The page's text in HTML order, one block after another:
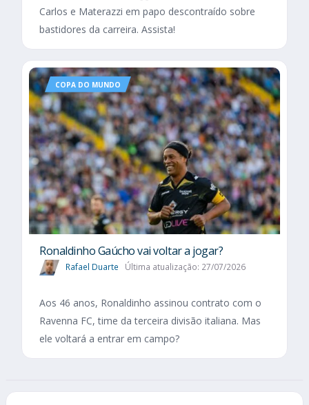
Carlos e Materazzi em papo descontraído sobre
bastidores da carreira. Assista!
COPA DO MUNDO
Ronaldinho Gaúcho vai voltar a jogar?
Rafael Duarte Última atualização: 27/07/2026
Aos 46 anos, Ronaldinho assinou contrato com o
Ravenna FC, time da terceira divisão italiana. Mas
ele voltará a entrar em campo?